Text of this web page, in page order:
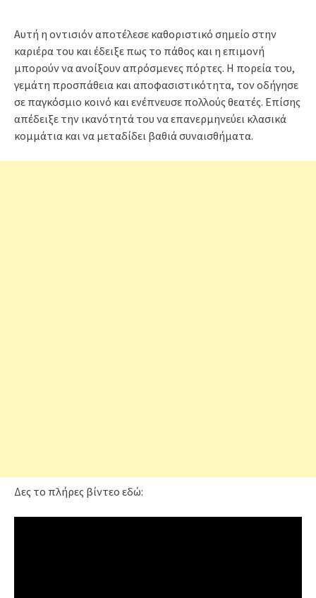
Αυτή η οντισιόν αποτέλεσε καθοριστικό σημείο στην
καριέρα του και έδειξε πως το πάθος και η επιμονή
μπορούν να ανοίξουν απρόσμενες πόρτες. Η πορεία του,
γεμάτη προσπάθεια και αποφασιστικότητα, τον οδήγησε
σε παγκόσμιο κοινό και ενέπνευσε πολλούς θεατές. Επίσης
απέδειξε την ικανότητά του να επανερμηνεύει κλασικά
κομμάτια και να μεταδίδει βαθιά συναισθήματα.
Δες το πλήρες βίντεο εδώ: